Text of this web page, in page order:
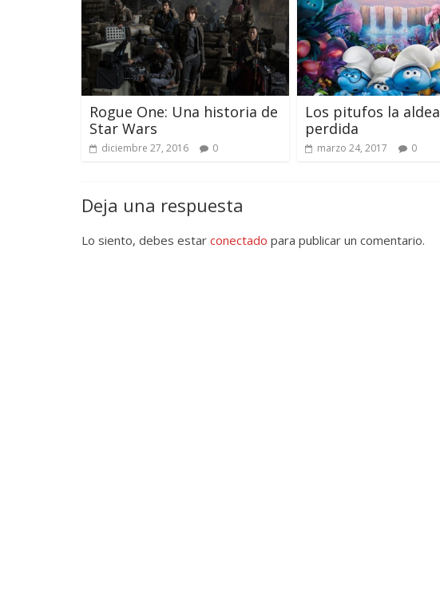
Rogue One: Una historia de
Star Wars
diciembre 27, 2016 0
Los pitufos la aldea
perdida
marzo 24, 2017 0
Deja una respuesta
Lo siento, debes estar conectado para publicar un comentario.